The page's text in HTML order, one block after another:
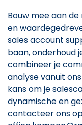
Bouw mee aan
en
sales account
baan, onderhoud
combineer je
analyse vanuit
kans om je
dynamische en
contacteer ons